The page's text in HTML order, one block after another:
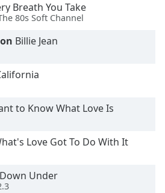
Breath You Take
80s Soft Channel
Billie Jean
to Know What Love Is
Love Got To Do With It
Down Under